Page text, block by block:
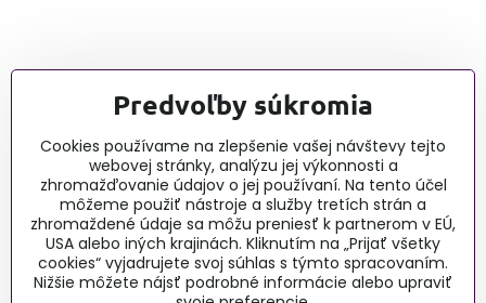
Predvoľby súkromia
Cookies používame na zlepšenie vašej návštevy tejto
webovej stránky, analýzu jej výkonnosti a
zhromažďovanie údajov o jej používaní. Na tento účel
môžeme použiť nástroje a služby tretích strán a
zhromaždené údaje sa môžu preniesť k partnerom v EÚ,
USA alebo iných krajinách. Kliknutím na „Prijať všetky
cookies“ vyjadrujete svoj súhlas s týmto spracovaním.
Nižšie môžete nájsť podrobné informácie alebo upraviť